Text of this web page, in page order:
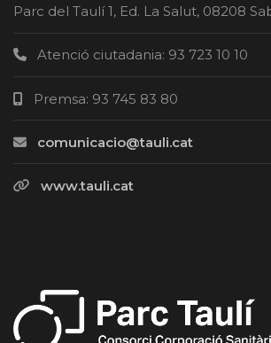
Parc del Taulí 1, Ed. La Salut, 08208
Atenció ciutadania: 93 723 10 10
Premsa: 93 745 83 80
comunicacio@tauli.cat
www.tauli.cat